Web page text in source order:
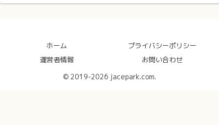
ホーム
プライバシーポリシー
運営者情報
お問い合わせ
© 2019-2026 jacepark.com.